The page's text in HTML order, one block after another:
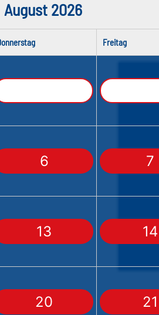
August 2026
Freitag
6 7
13 14
20 21